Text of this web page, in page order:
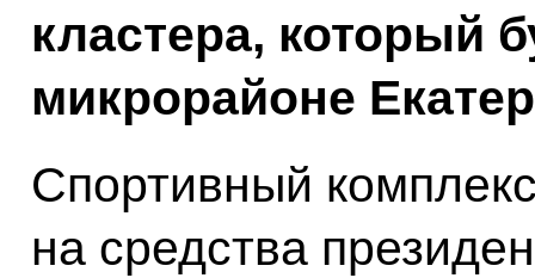
кластера, который
микрорайоне
Спортивный
на средства